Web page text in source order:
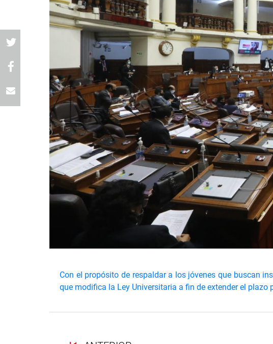
Con el propósito de respaldar a los jóvenes que buscan
que modifica la Ley Universitaria a fin de extender el